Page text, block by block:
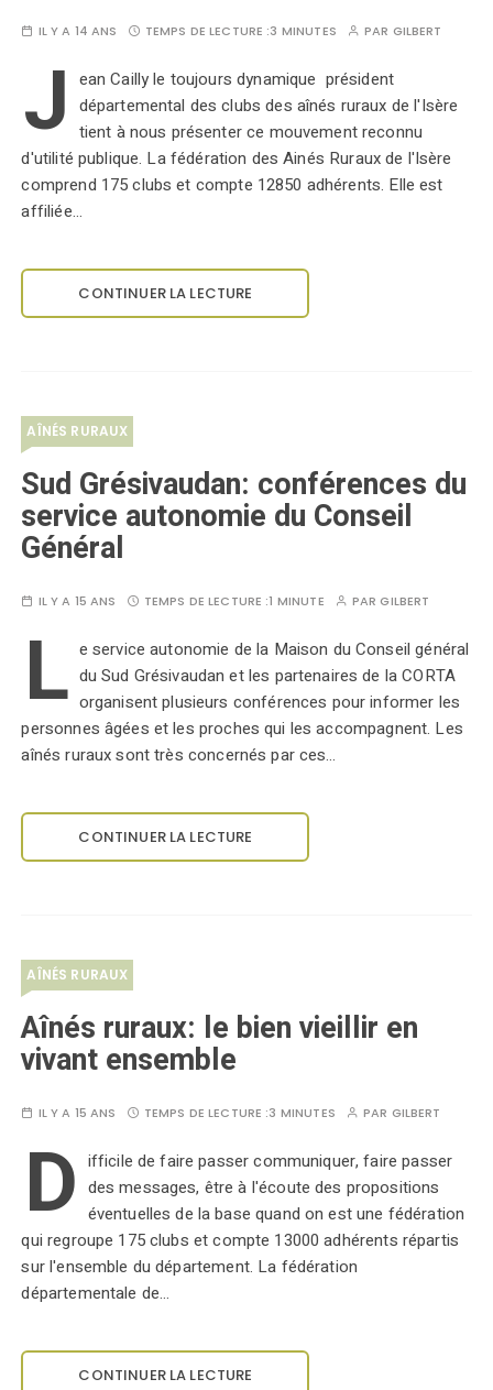
IL Y A 14 ANS TEMPS DE LECTURE :3 MINUTES PAR GILBERT
J ean Cailly le toujours dynamique président
départemental des clubs des aînés ruraux de l'Isère
tient à nous présenter ce mouvement reconnu
d'utilité publique. La fédération des Ainés Ruraux de l'Isère
comprend 175 clubs et compte 12850 adhérents. Elle est
affiliée…
CONTINUER LA LECTURE
AÎNÉS RURAUX
Sud Grésivaudan: conférences du
service autonomie du Conseil
Général
IL Y A 15 ANS TEMPS DE LECTURE :1 MINUTE PARGILBERT
L e service autonomie de la Maison du Conseil général
du Sud Grésivaudan et les partenaires de la CORTA
organisent plusieurs conférences pour informer les
personnes âgées et les proches qui les accompagnent. Les
aînés ruraux sont très concernés par ces…
CONTINUER LA LECTURE
AÎNÉS RURAUX
Aînés ruraux: le bien vieillir en
vivant ensemble
IL Y A 15 ANS TEMPS DE LECTURE :3 MINUTES PAR GILBERT
D ifficile de faire passer communiquer, faire passer
des messages, être à l'écoute des propositions
éventuelles de la base quand on est une fédération
qui regroupe 175 clubs et compte 13000 adhérents répartis
sur l'ensemble du département. La fédération
départementale de…
CONTINUER LA LECTURE